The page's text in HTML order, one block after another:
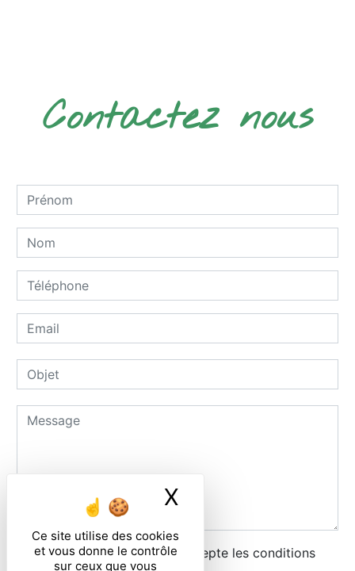
Ce site utilise des cookies
et vous donne le contrôle
sur ceux que vous
X
Contactez nous
En cochant cette case, j'accepte les conditions